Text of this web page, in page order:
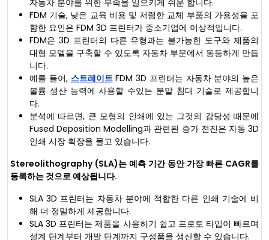
자동차 분야를 위한 부속을 일으키게 쉬운 합니다.
FDM 기술, 낮은 교육 비용 및 저렴한 교체 부품의 가용성을 포
함한 요인은 FDM 3D 프린터가 중소기업에 이상적입니다.
FDM은 3D 프린터의 다른 유형과는 불가능한 도구와 제품의
대형 모델을 구축할 수 있도록 자동차 부문에서 동등하게 만듭
니다.
예를 들어, 스트레이트FDM 3D 프린터는 자동차 분야의 높은
볼륨 생산 능력에 사용할 수있는 분말 침대 기술로 제공합니
다.
분석에 따르면, 큰 모형의 인쇄에 있는 그것의 감당성 때문에
Fused Deposition Modelling과 관련된 증가 전진은 자동 3D
인쇄 시장 확장을 몰고 있습니다.
Stereolithography (SLA)는 예측 기간 동안 가장 빠른 CAGR를
등록하는 것으로 예상됩니다.
SLA 3D 프린터는 자동차 분야에 적합한 다른 인쇄 기술에 비
해 더 정밀하게 제공합니다.
SLA 3D 프린터는 제품을 사용하기 쉽고 프로토 타입이 빠르며
설계 단계부터 개발 단계까지 구성품을 생산할 수 있습니다.